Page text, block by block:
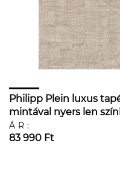
Philipp Plein luxus
mintával nyers len
ÁR:
83 990 Ft